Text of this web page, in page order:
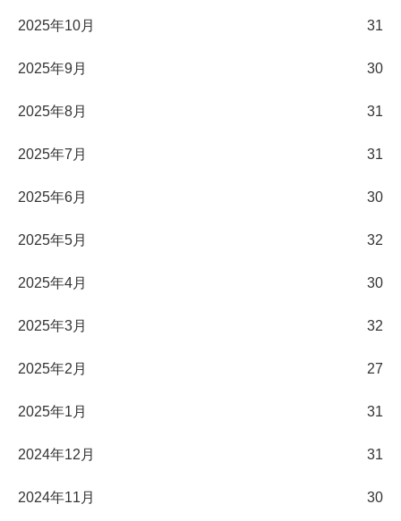
2025年10月 31
2025年9月 30
2025年8月 31
2025年7月 31
2025年6月 30
2025年5月 32
2025年4月 30
2025年3月 32
2025年2月 27
2025年1月 31
2024年12月 31
2024年11月 30